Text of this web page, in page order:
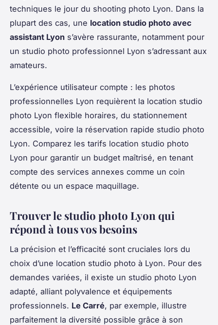
techniques le jour du shooting photo Lyon. Dans la
plupart des cas, une location studio photo avec
assistant Lyon s’avère rassurante, notamment pour
un studio photo professionnel Lyon s’adressant aux
amateurs.
L’expérience utilisateur compte : les photos
professionnelles Lyon requièrent la location studio
photo Lyon flexible horaires, du stationnement
accessible, voire la réservation rapide studio photo
Lyon. Comparez les tarifs location studio photo
Lyon pour garantir un budget maîtrisé, en tenant
compte des services annexes comme un coin
détente ou un espace maquillage.
Trouver le studio photo Lyon qui
répond à tous vos besoins
La précision et l’efficacité sont cruciales lors du
choix d’une location studio photo à Lyon. Pour des
demandes variées, il existe un studio photo Lyon
adapté, alliant polyvalence et équipements
professionnels. Le Carré, par exemple, illustre
parfaitement la diversité possible grâce à son